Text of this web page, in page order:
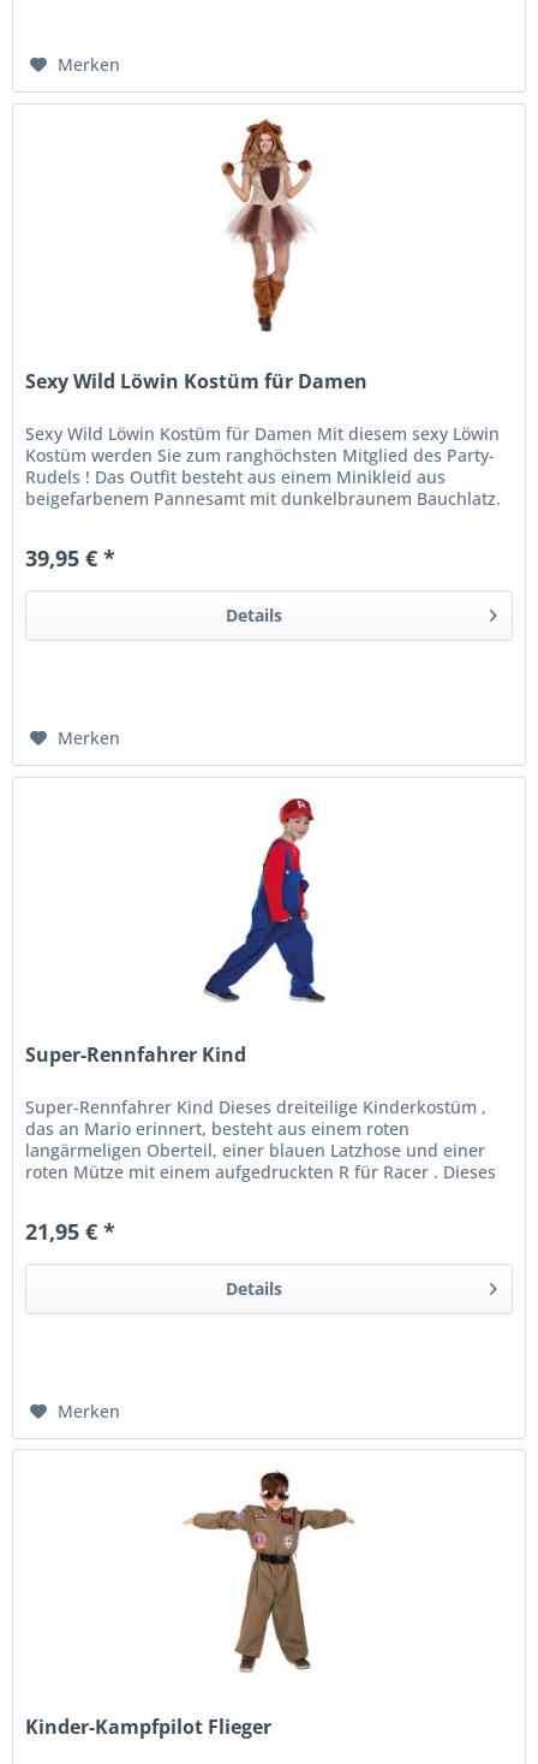
Merken
Sexy Wild Löwin Kostüm für Damen
Sexy Wild Löwin Kostüm für Damen Mit diesem sexy Löwin
Kostüm werden Sie zum ranghöchsten Mitglied des Party-
Rudels ! Das Outfit besteht aus einem Minikleid aus
beigefarbenem Pannesamt mit dunkelbraunem Bauchlatz.
39,95 € *
Details
Merken
Super-Rennfahrer Kind
Super-Rennfahrer Kind Dieses dreiteilige Kinderkostüm ,
das an Mario erinnert, besteht aus einem roten
langärmeligen Oberteil, einer blauen Latzhose und einer
roten Mütze mit einem aufgedruckten R für Racer . Dieses
21,95 € *
Details
Merken
Kinder-Kampfpilot Flieger